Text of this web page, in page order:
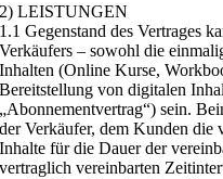
2) LEISTUNGEN
1.1 Gegenstand des Vertrages
Verkäufers – sowohl die
Inhalten (Online Kurse,
Bereitstellung von digitalen
„Abonnementvertrag“) sein.
der Verkäufer, dem Kunden die
Inhalte für die Dauer der
vertraglich vereinbarten